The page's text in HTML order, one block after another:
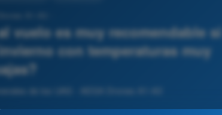
vuelo es muy recomendable si
con temperaturas muy
de los UAS - AESA Drones A1-A3